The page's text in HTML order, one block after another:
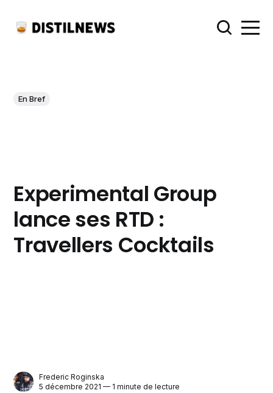
En Bref
Experimental Group
lance ses RTD :
Travellers Cocktails
Frederic Roginska
5 décembre 2021 — 1 minute de lecture